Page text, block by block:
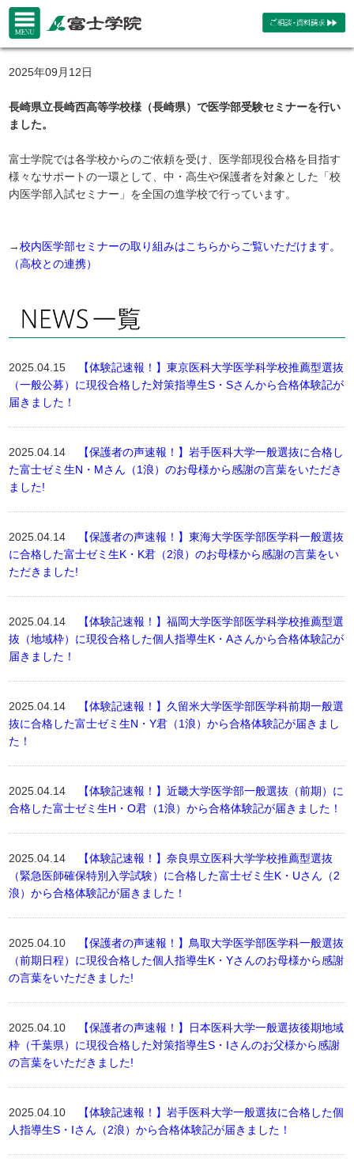
2025年09月12日
長崎県立長崎西高等学校様（長崎県）で医学部受験セミナーを行い
ました。
富士学院では各学校からのご依頼を受け、医学部現役合格を目指す
様々なサポートの一環として、中・高生や保護者を対象とした「校
内医学部入試セミナー」を全国の進学校で行っています。
→校内医学部セミナーの取り組みはこちらからご覧いただけます。
（高校との連携）
2025.04.15
【体験記速報！】東京医科大学医学科学校推薦型選抜
（一般公募）に現役合格した対策指導生S・Sさんから合格体験記が
届きました！
2025.04.14
【保護者の声速報！】岩手医科大学一般選抜に合格し
た富士ゼミ生N・Mさん（1浪）のお母様から感謝の言葉をいただき
ました!
2025.04.14
【保護者の声速報！】東海大学医学部医学科一般選抜
に合格した富士ゼミ生K・K君（2浪）のお母様から感謝の言葉をい
ただきました!
2025.04.14
【体験記速報！】福岡大学医学部医学科学校推薦型選
抜（地域枠）に現役合格した個人指導生K・Aさんから合格体験記が
届きました！
2025.04.14
【体験記速報！】久留米大学医学部医学科前期一般選
抜に合格した富士ゼミ生N・Y君（1浪）から合格体験記が届きまし
た！
2025.04.14
【体験記速報！】近畿大学医学部一般選抜（前期）に
合格した富士ゼミ生H・O君（1浪）から合格体験記が届きました！
2025.04.14
【体験記速報！】奈良県立医科大学学校推薦型選抜
（緊急医師確保特別入学試験）に合格した富士ゼミ生K・Uさん（2
浪）から合格体験記が届きました！
2025.04.10
【保護者の声速報！】鳥取大学医学部医学科一般選抜
（前期日程）に現役合格した個人指導生K・Yさんのお母様から感謝
の言葉をいただきました!
2025.04.10
【保護者の声速報！】日本医科大学一般選抜後期地域
枠（千葉県）に現役合格した対策指導生S・Iさんのお父様から感謝
の言葉をいただきました!
2025.04.10
【体験記速報！】岩手医科大学一般選抜に合格した個
人指導生S・Iさん（2浪）から合格体験記が届きました！